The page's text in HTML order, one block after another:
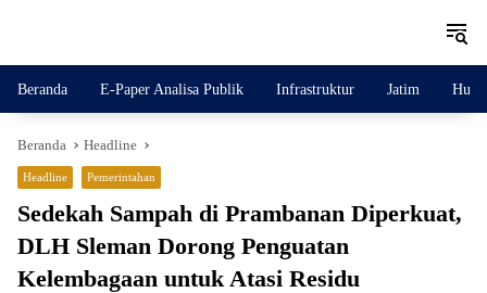
Beranda E-Paper Analisa Publik Infrastruktur Jatim
Beranda Headline
Headline Pemerintahan
Sedekah Sampah di Prambanan Diperkuat,
DLH Sleman Dorong Penguatan
Kelembagaan untuk Atasi Residu